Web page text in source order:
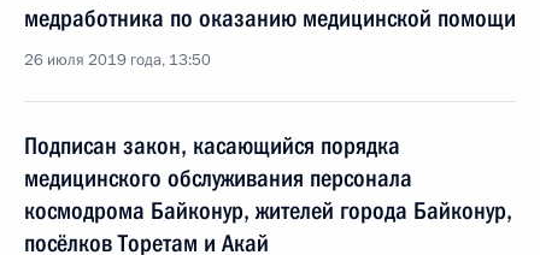
медработника по оказанию медицинской помощи
26 июля 2019 года, 13:50
Подписан закон, касающийся порядка
медицинского обслуживания персонала
космодрома Байконур, жителей города Байконур,
посёлков Торетам и Акай